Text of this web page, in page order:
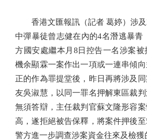
香港文匯報訊（記者 葛婷）涉及
中彈暴徒曾志健在內的4名潛逃暴青
方國安處繼本月8日控告一名涉案被
機余顯霖一案作出一項或一連串傾
正的作為罪提堂後，昨日再將涉及
友吳淑慧，以同一罪名押解東區裁
無須答辯，主任裁判官蘇文隆形容
高，遂拒絕被告保釋，將案件押後
警方進一步調查涉案資金往來及檢獲